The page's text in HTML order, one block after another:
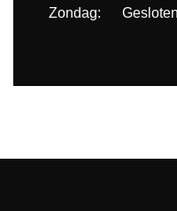
Zondag: Gesloten